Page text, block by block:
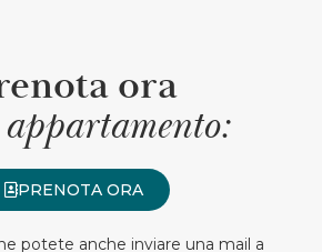
ora
PRENOTA ORA
potete anche inviare una mail a